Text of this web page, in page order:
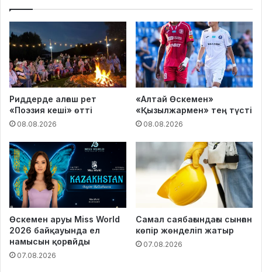
Риддерде алғаш рет
«Поэзия кеші» өтті
08.08.2026
«Алтай Өскемен»
«Қызылжармен» тең түсті
08.08.2026
Өскемен аруы Miss World
2026 байқауында ел
намысын қорғайды
07.08.2026
Самал саябағындағы сынған
көпір жөнделіп жатыр
07.08.2026